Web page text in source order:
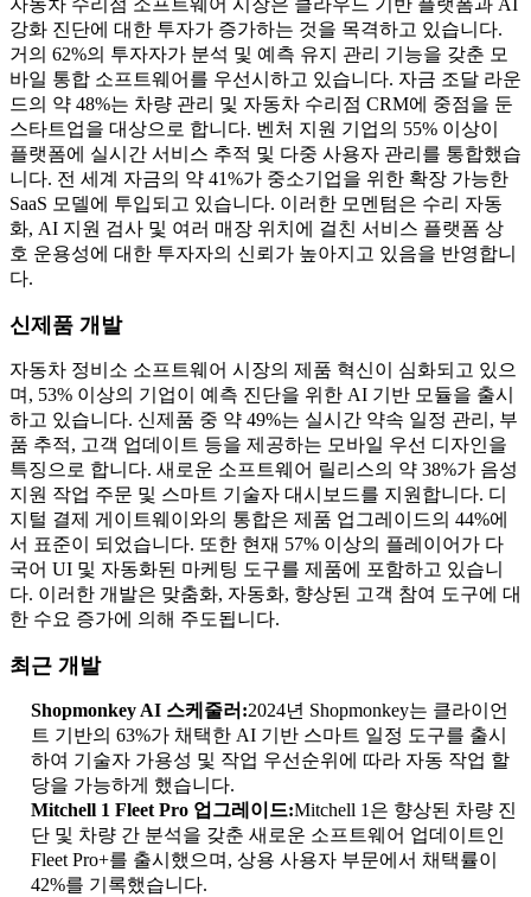
자동차 수리점 소프트웨어 시장은 클라우드 기반 플랫폼과 AI
강화 진단에 대한 투자가 증가하는 것을 목격하고 있습니다.
거의 62%의 투자자가 분석 및 예측 유지 관리 기능을 갖춘 모
바일 통합 소프트웨어를 우선시하고 있습니다. 자금 조달 라운
드의 약 48%는 차량 관리 및 자동차 수리점 CRM에 중점을 둔
스타트업을 대상으로 합니다. 벤처 지원 기업의 55% 이상이
플랫폼에 실시간 서비스 추적 및 다중 사용자 관리를 통합했습
니다. 전 세계 자금의 약 41%가 중소기업을 위한 확장 가능한
SaaS 모델에 투입되고 있습니다. 이러한 모멘텀은 수리 자동
화, AI 지원 검사 및 여러 매장 위치에 걸친 서비스 플랫폼 상
호 운용성에 대한 투자자의 신뢰가 높아지고 있음을 반영합니
다.
신제품 개발
자동차 정비소 소프트웨어 시장의 제품 혁신이 심화되고 있으
며, 53% 이상의 기업이 예측 진단을 위한 AI 기반 모듈을 출시
하고 있습니다. 신제품 중 약 49%는 실시간 약속 일정 관리, 부
품 추적, 고객 업데이트 등을 제공하는 모바일 우선 디자인을
특징으로 합니다. 새로운 소프트웨어 릴리스의 약 38%가 음성
지원 작업 주문 및 스마트 기술자 대시보드를 지원합니다. 디
지털 결제 게이트웨이와의 통합은 제품 업그레이드의 44%에
서 표준이 되었습니다. 또한 현재 57% 이상의 플레이어가 다
국어 UI 및 자동화된 마케팅 도구를 제품에 포함하고 있습니
다. 이러한 개발은 맞춤화, 자동화, 향상된 고객 참여 도구에 대
한 수요 증가에 의해 주도됩니다.
최근 개발
Shopmonkey AI 스케줄러:2024년 Shopmonkey는 클라이언
트 기반의 63%가 채택한 AI 기반 스마트 일정 도구를 출시
하여 기술자 가용성 및 작업 우선순위에 따라 자동 작업 할
당을 가능하게 했습니다.
Mitchell 1 Fleet Pro 업그레이드:Mitchell 1은 향상된 차량 진
단 및 차량 간 분석을 갖춘 새로운 소프트웨어 업데이트인
Fleet Pro+를 출시했으며, 상용 사용자 부문에서 채택률이
42%를 기록했습니다.